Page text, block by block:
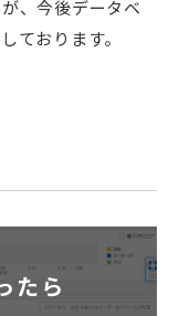
、今後データベ
ております。
たら